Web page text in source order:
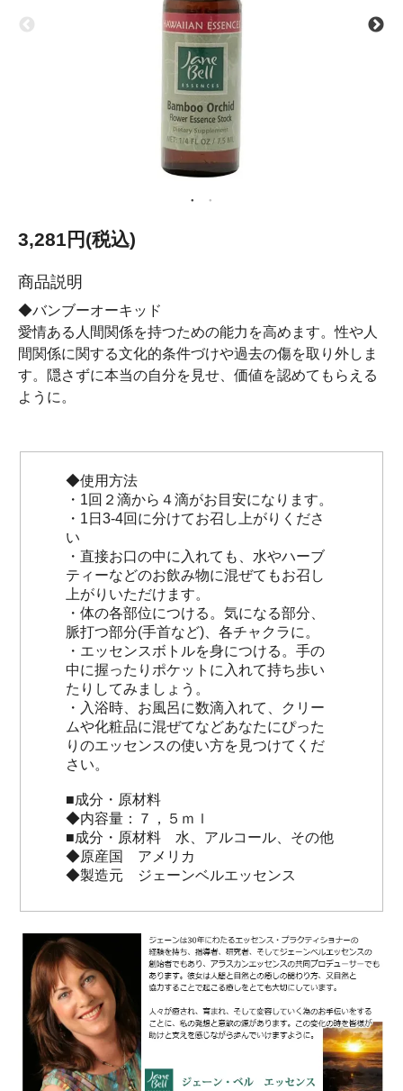
3,281円(税込)
商品説明
◆バンブーオーキッド
愛情ある人間関係を持つための能力を高めます。性や人
間関係に関する文化的条件づけや過去の傷を取り外しま
す。隠さずに本当の自分を見せ、価値を認めてもらえる
ように。
◆使用方法
・1回２滴から４滴がお目安になります。
・1日3-4回に分けてお召し上がりくださ
い
・直接お口の中に入れても、水やハーブ
ティーなどのお飲み物に混ぜてもお召し
上がりいただけます。
・体の各部位につける。気になる部分、
脈打つ部分(手首など)、各チャクラに。
・エッセンスボトルを身につける。手の
中に握ったりポケットに入れて持ち歩い
たりしてみましょう。
・入浴時、お風呂に数滴入れて、クリー
ムや化粧品に混ぜてなどあなたにぴった
りのエッセンスの使い方を見つけてくだ
さい。
■成分・原材料
◆内容量：７，５ｍｌ
■成分・原材料 水、アルコール、その他
◆原産国 アメリカ
◆製造元 ジェーンベルエッセンス